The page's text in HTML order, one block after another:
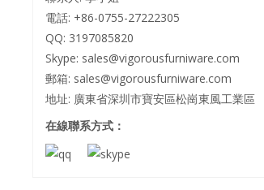
電話: +86-0755-27222305
QQ: 3197085820
Skype: sales@vigorousfurniware.com
郵箱: sales@vigorousfurniware.com
地址: 廣東省深圳市寶安區松崗東風工業區
在線聯系方式：